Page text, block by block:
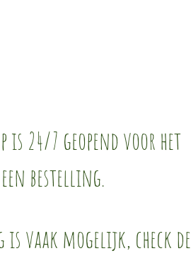
is 24/7 geopend voor het
bestelling.
vaak mogelijk, check de